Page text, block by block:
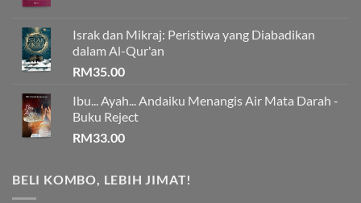
Israk dan Mikraj: Peristiwa yang Diabadikan
dalam Al-Qur'an
RM35.00
Ibu... Ayah... Andaiku Menangis Air Mata Darah -
Buku Reject
RM33.00
BELI KOMBO, LEBIH JIMAT!